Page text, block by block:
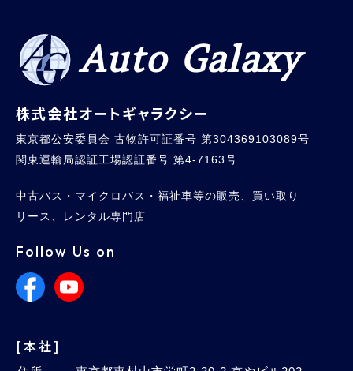
Auto Galaxy
株式会社オートギャラクシー
東京都公安委員会 古物許可証番号 第304369103089号
関東運輸局認証工場認証番号 第4-7163号
中古バス・マイクロバス・福祉車等の販売、買い取り
リース、レンタル専門店
Follow Us on
[本社]